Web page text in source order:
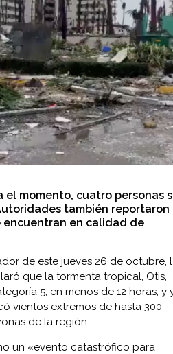
momento, cuatro personas
también reportaron
encuentran en calidad de
de este jueves 26 de octubre,
que la tormenta tropical, Otis,
5, en menos de 12 horas, y
vientos extremos de hasta 300
de la región.
un «evento catastrófico para